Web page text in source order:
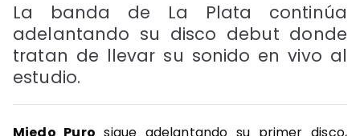
La banda de La Plata continúa
adelantando su disco debut donde
tratan de llevar su sonido en vivo al
estudio.